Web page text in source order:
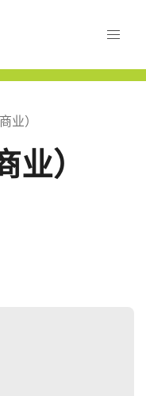
业）
）